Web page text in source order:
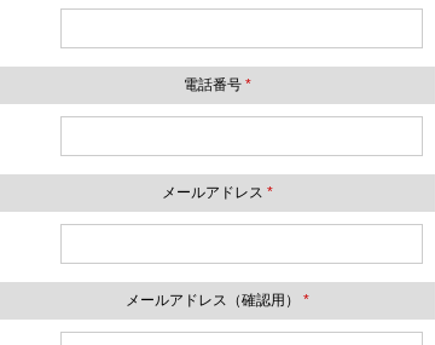
電話番号 *
メールアドレス *
メールアドレス（確認用） *